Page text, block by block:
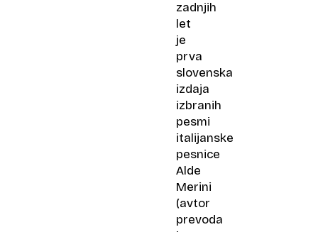
zadnjih
let
je
prva
slovenska
izdaja
izbranih
pesmi
italijanske
pesnice
Alde
Merini
(avtor
prevoda